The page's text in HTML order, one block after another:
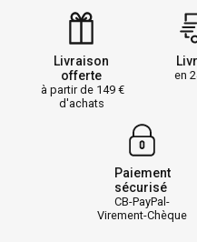
Livraison
offerte
à partir de 149
d'achats
en
Paiement
sécurisé
CB-PayPal-
Virement-Chèque